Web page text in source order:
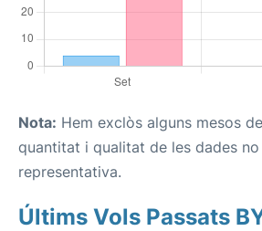
Nota: Hem exclòs alguns mesos
quantitat i qualitat de les dades
representativa.
Últims Vols Passats